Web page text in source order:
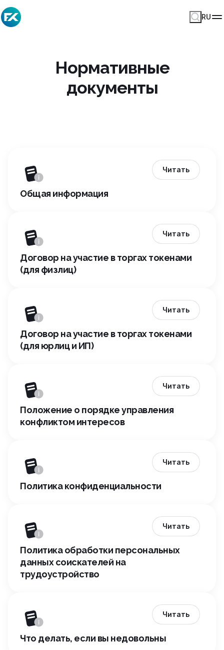
RU
Нормативные
документы
Читать
Общая информация
Читать
Договор на участие в торгах токенами
(для физлиц)
Читать
Договор на участие в торгах токенами
(для юрлиц и ИП)
Читать
Положение о порядке управления
конфликтом интересов
Читать
Политика конфиденциальности
Читать
Политика обработки персональных
данных соискателей на
трудоустройство
Читать
Что делать, если вы недовольны